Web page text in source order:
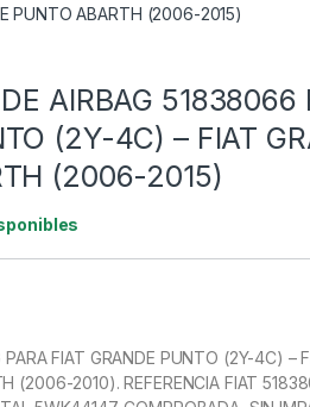
PUNTO ABARTH (2006-2015)
AIRBAG 51838066
(2Y-4C) – FIAT
(2006-2015)
PARA FIAT GRANDE PUNTO (2Y-4C) –
(2006-2010). REFERENCIA FIAT